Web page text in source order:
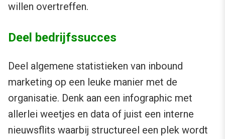
willen overtreffen.
Deel bedrijfssucces
Deel algemene statistieken van inbound
marketing op een leuke manier met de
organisatie. Denk aan een infographic met
allerlei weetjes en data of juist een interne
nieuwsflits waarbij structureel een plek wordt